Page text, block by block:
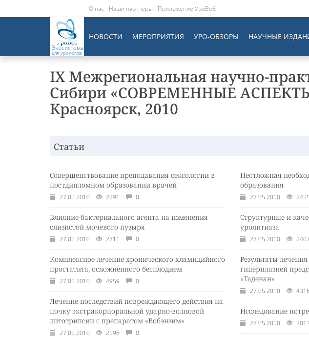
О нас Наши партнеры Приложение УроВеб
Экосистема
для урологов
НОВОСТИ МЕРОПРИЯТИЯ УРО-ОБЗОРЫ НАУЧНЫЕ
IX Межрегиональная научно-
Сибири «СОВРЕМЕННЫЕ
Красноярск, 2010
Статьи
Совершенствование преподавания сексологии в
постдипломном образовании врачей
27.05.2010 2291 0
Влияние бактериального агента на изменения
слизистой мочевого пузыря
27.05.2010 2711 0
Комплексное лечение хронического хламидийного
простатита, осложнённого бесплодием
27.05.2010 4959 0
Лечение последствий повреждающего действия на
почку экстракорпоральной ударно-волновой
литотрипсии с препаратом «Вобэнзим»
27.05.2010 2596 0
Неотложная
образования
27.05.2010 2455
Структурные и
уролитиаза
27.05.2010 2407
Результаты
гиперплазией
«Таденан»
27.05.2010 4318
Исследование
27.05.2010 3013